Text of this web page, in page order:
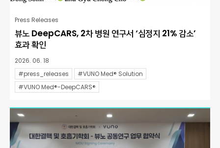
Press Releases
뷰노 DeepCARS, 2차 병원 연구서 ‘심정지 21% 감소’
효과 확인
2026. 06. 18
#press_releases
#VUNO Med® Solution
#VUNO Med®-DeepCARS®